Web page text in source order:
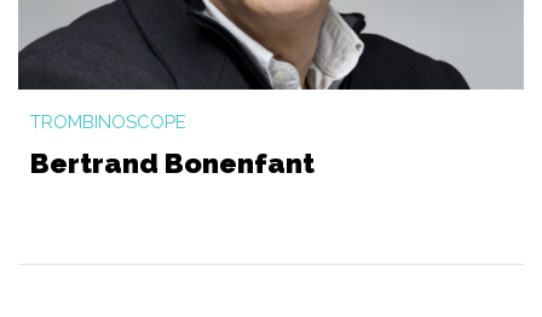
TROMBINOSCOPE
Bertrand Bonenfant